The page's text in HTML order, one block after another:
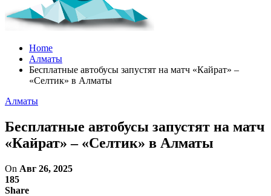
Home
Алматы
Бесплатные автобусы запустят на матч «Кайрат» –
«Селтик» в Алматы
Алматы
Бесплатные автобусы запустят на матч
«Кайрат» – «Селтик» в Алматы
On Авг 26, 2025
185
Share